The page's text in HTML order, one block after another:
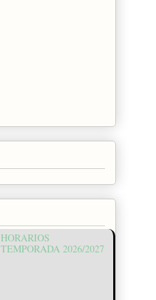
HORARIOS
TEMPORADA 2026/2027